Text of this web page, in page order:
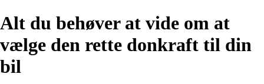
Alt du behøver at vide om at
vælge den rette donkraft til din
bil